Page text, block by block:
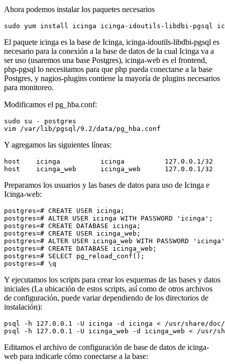
Ahora podemos instalar los paquetes necesarios
El paquete icinga es la base de Icinga, icinga-idoutils-libdbi-pgsql es
necesario para la conexión a la base de datos de la cual Icinga va a
ser uso (usaremos una base Postgres), icinga-web es el frontend,
php-pgsql lo necesitamos para que php pueda conectarse a la base
Postgres, y nagios-plugins contiene la mayoría de plugins necesarios
para monitoreo.
Modificamos el pg_hba.conf:
sudo su - postgres
Y agregamos las siguientes líneas:
host    icinga          icinga          127.0.0.1/32
Preparamos los usuarios y las bases de datos para uso de Icinga e
Icinga-web:
postgres=# CREATE USER icinga;
postgres=# ALTER USER icinga WITH PASSWORD 'icinga';
postgres=# CREATE DATABASE icinga;
postgres=# CREATE USER icinga_web;
postgres=# ALTER USER icinga_web WITH PASSWORD
postgres=# CREATE DATABASE icinga_web;
postgres=# SELECT pg_reload_conf();
Y ejecutamos los scripts para crear los esquemas de las bases y datos
iniciales (La ubicación de estos scripts, así como de otros archivos
de configuración, puede variar dependiendo de los directorios de
instalación):
psql -h 127.0.0.1 -U icinga -d icinga < /usr/share/
Editamos el archivo de configuración de base de datos de icinga-
web para indicarle cómo conectarse a la base: